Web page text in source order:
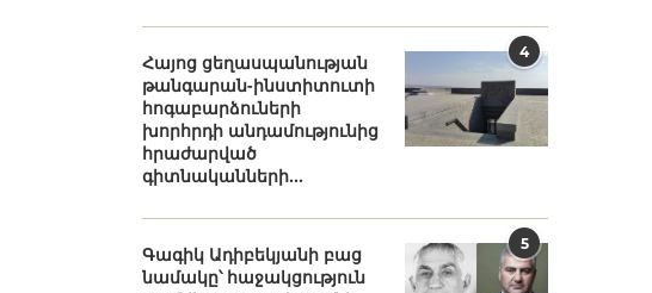
4
Հայոց ցեղասպանության
թանգարան-ինստիտուտի
հոգաբարձուների
խորհրդի անդամությունից
հրաժարված
գիտնականների...
5
Գագիկ Ադիբեկյանի բաց
նամակը՝ հաջակցություն